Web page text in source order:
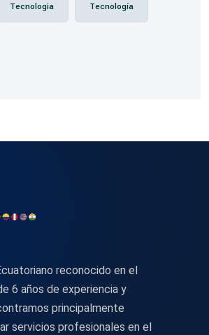
Tecnologia Tecnología
reconocido en el
6 años de experiencia y
principalmente
servicios profesionales en el